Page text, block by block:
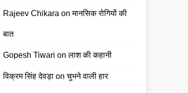
Rajeev Chikara onमानसिक रोगियों की
बात
Gopesh Tiwari onलाश की कहानी
विक्रम सिंह देवड़ाonचुभने वाली हार